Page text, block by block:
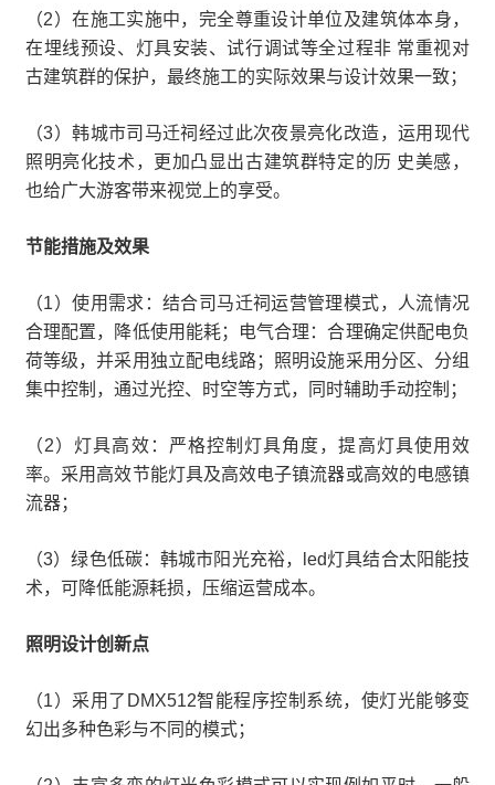
（2）在施工实施中，完全尊重设计单位及建筑体本身，
在埋线预设、灯具安装、试行调试等全过程非 常重视对
古建筑群的保护，最终施工的实际效果与设计效果一致；
（3）韩城市司马迁祠经过此次夜景亮化改造，运用现代
照明亮化技术，更加凸显出古建筑群特定的历 史美感，
也给广大游客带来视觉上的享受。
节能措施及效果
（1）使用需求：结合司马迁祠运营管理模式，人流情况
合理配置，降低使用能耗；电气合理：合理确定供配电负
荷等级，并采用独立配电线路；照明设施采用分区、分组
集中控制，通过光控、时空等方式，同时辅助手动控制；
（2）灯具高效：严格控制灯具角度，提高灯具使用效
率。采用高效节能灯具及高效电子镇流器或高效的电感镇
流器；
（3）绿色低碳：韩城市阳光充裕，led灯具结合太阳能技
术，可降低能源耗损，压缩运营成本。
照明设计创新点
（1）采用了DMX512智能程序控制系统，使灯光能够变
幻出多种色彩与不同的模式；